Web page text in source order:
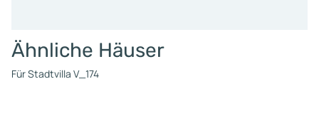
Ähnliche Häuser
Für Stadtvilla V_174